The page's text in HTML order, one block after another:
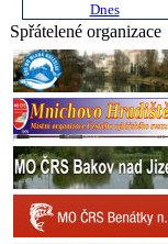
Dnes
Spřátelené organizace